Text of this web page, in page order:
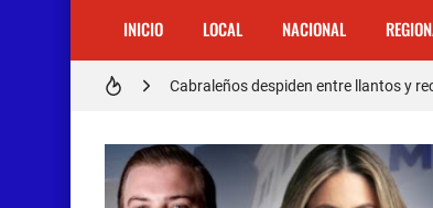
INICIO LOCAL NACIONAL
Cabraleños despiden entre llantos y
Distrito Educativo 01-04 de Cabral
Jóvenes de Cabral aclaran mal